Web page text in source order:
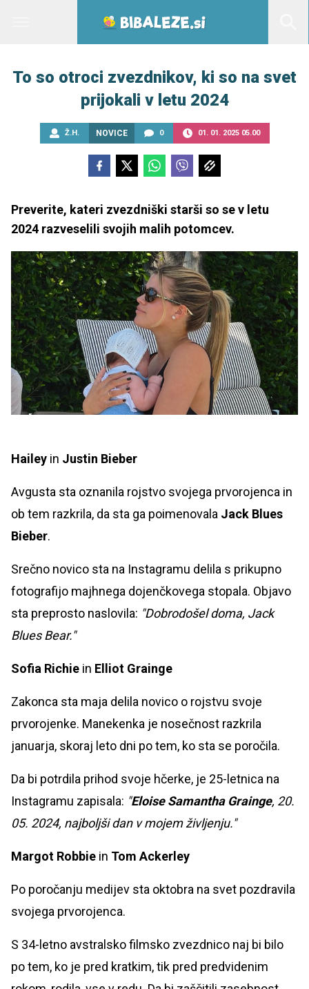
To so otroci zvezdnikov, ki so na svet
prijokali v letu 2024
Ž.H. NOVICE 0 01. 01. 2025 05.00
Preverite, kateri zvezdniški starši so se v letu
2024 razveselili svojih malih potomcev.
Hailey in Justin Bieber
Avgusta sta oznanila rojstvo svojega prvorojenca in
ob tem razkrila, da sta ga poimenovala Jack Blues
Bieber.
Srečno novico sta na Instagramu delila s prikupno
fotografijo majhnega dojenčkovega stopala. Objavo
sta preprosto naslovila: "Dobrodošel doma, Jack
Blues Bear."
Sofia Richie in Elliot Grainge
Zakonca sta maja delila novico o rojstvu svoje
prvorojenke. Manekenka je nosečnost razkrila
januarja, skoraj leto dni po tem, ko sta se poročila.
Da bi potrdila prihod svoje hčerke, je 25-letnica na
Instagramu zapisala: "Eloise Samantha Grainge, 20.
05. 2024, najboljši dan v mojem življenju."
Margot Robbie in Tom Ackerley
Po poročanju medijev sta oktobra na svet pozdravila
svojega prvorojenca.
S 34-letno avstralsko filmsko zvezdnico naj bi bilo
po tem, ko je pred kratkim, tik pred predvidenim